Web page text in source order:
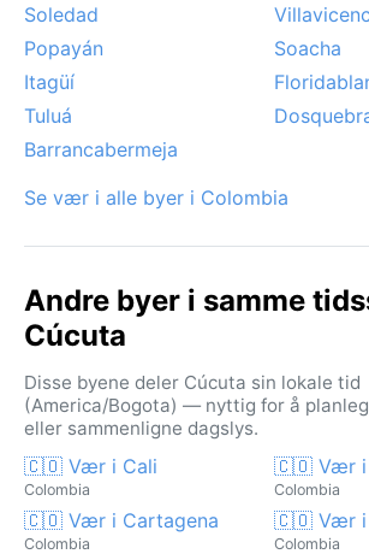
Soledad
Popayán
Soacha
Itagüí
Tuluá
Barrancabermeja
Se vær i alle byer i Colombia
Andre byer i samme
Cúcuta
Disse byene deler Cúcuta sin lokale tid
(America/Bogota) — nyttig for å
eller sammenligne dagslys.
🇨🇴 Vær i Cali
Colombia
🇨🇴 Vær i
Colombia
🇨🇴 Vær i Cartagena
Colombia
🇨🇴 Vær i
Colombia